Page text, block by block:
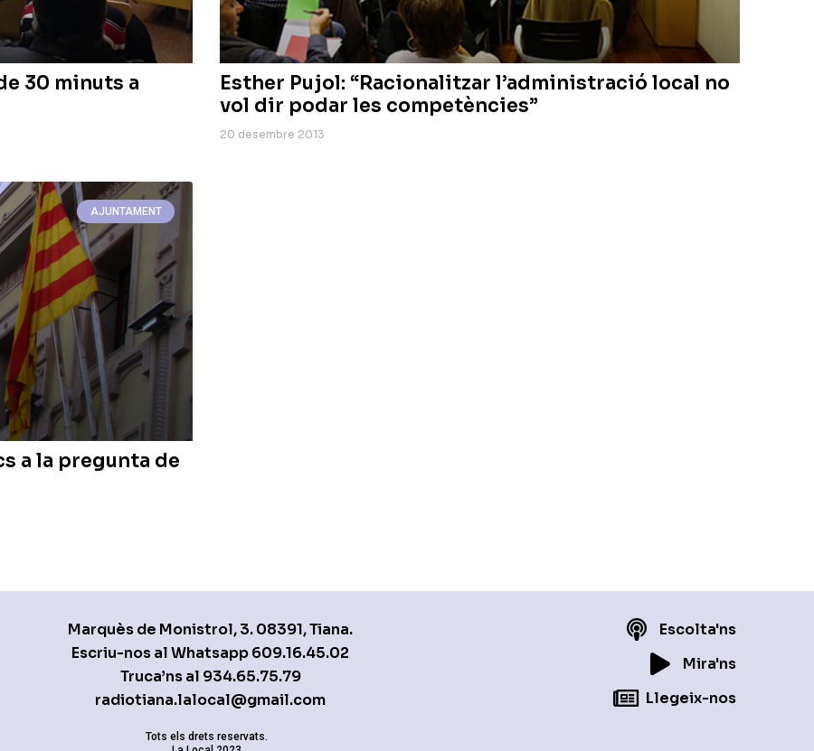
30 minuts a
Esther Pujol: “Racionalitzar l’administració local no
vol dir podar les competències”
20 desembre 2013
AJUNTAMENT
a la pregunta de
Marquès de Monistrol, 3. 08391, Tiana.
Escriu-nos al Whatsapp609.16.45.02
Truca’ns al 934.65.75.79
radiotiana.lalocal@gmail.com
Escolta'ns
Mira'ns
Llegeix-nos
Tots els drets reservats.